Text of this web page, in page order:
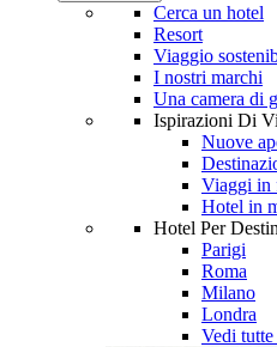
Cerca un hotel
Resort
Viaggio
I nostri marchi
Una camera di
Ispirazioni Di
Nuove
Viaggi in
Hotel in
Hotel Per
Parigi
Roma
Milano
Londra
Vedi